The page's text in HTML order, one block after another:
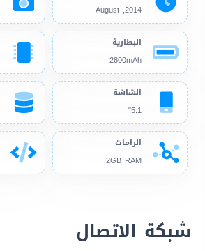
2014, August
البطارية
2800mAh
الشاشة
5.1"
الرامات
2GB RAM
شبكة الاتصال